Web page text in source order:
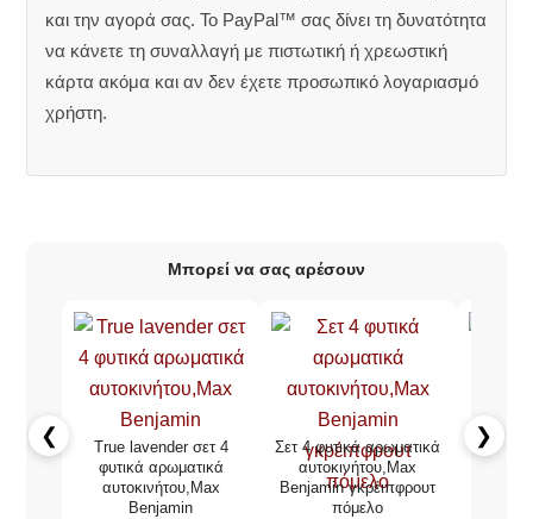
και την αγορά σας. Το PayPal™ σας δίνει τη δυνατότητα
να κάνετε τη συναλλαγή με πιστωτική ή χρεωστική
κάρτα ακόμα και αν δεν έχετε προσωπικό λογαριασμό
χρήστη.
Μπορεί να σας αρέσουν
❮
True lavender σετ 4
φυτικά αρωματικά
αυτοκινήτου,Max
Benjamin
Σετ 4 φυτικά αρωματικά
αυτοκινήτου,Max
Benjamin γκρέιπφρουτ
πόμελο
Max
❯